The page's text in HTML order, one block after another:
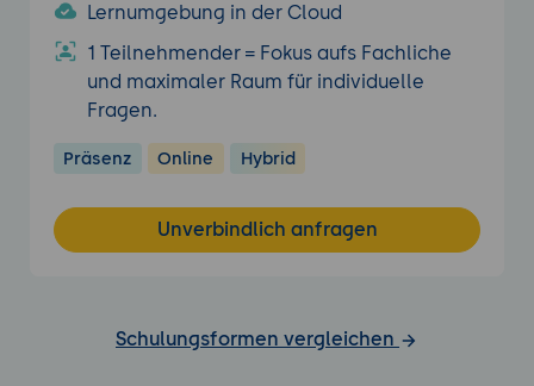
Lernumgebung in der Cloud
1 Teilnehmender = Fokus aufs Fachliche
und maximaler Raum für individuelle
Fragen.
Präsenz Online Hybrid
Unverbindlich anfragen
Schulungsformen vergleichen